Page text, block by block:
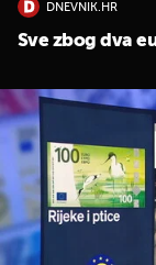
DNEVNIK.HR
Sve zbog dva